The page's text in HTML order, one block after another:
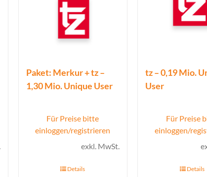
Paket: Merkur + tz –
1,30 Mio. Unique User
Für Preise bitte
einloggen/registrieren
exkl. MwSt.
Details
tz – 0,19 Mio.
User
Für Preise
einloggen/
Details